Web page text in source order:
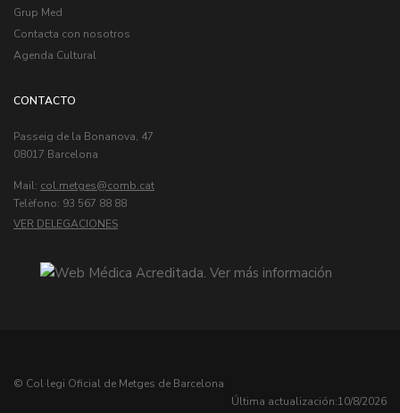
Grup Med
Contacta con nosotros
Agenda Cultural
CONTACTO
Passeig de la Bonanova, 47
08017 Barcelona
Mail: col.metges
Telèfono: 93 567 88 88
VER DELEGACIONES
© Col·legi Oficial de Metges de Barcelona
Última actualización:10/8/2026